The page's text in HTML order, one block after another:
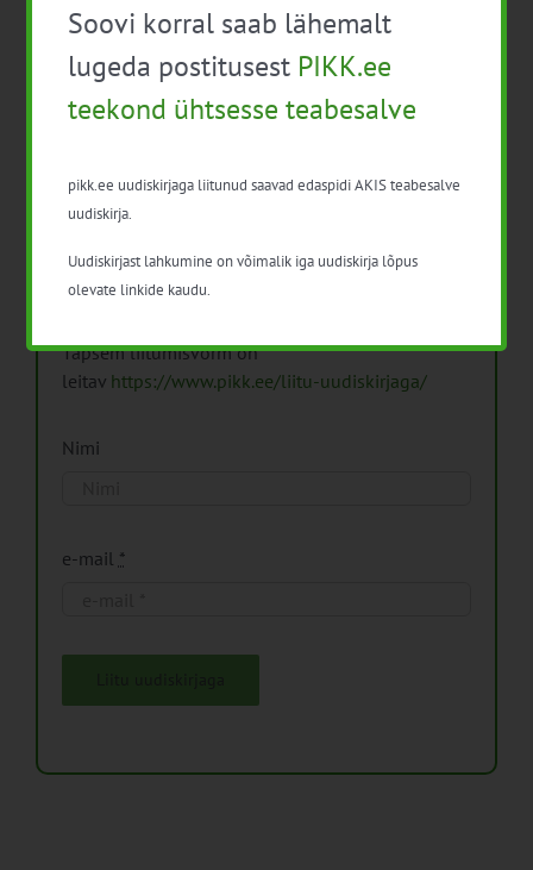
Pikk.ee uudiskirjaga liitumine.
Isikuandmeid töötleme vastavalt
Isikuandmete
Täpsem liitumisvorm on
leitav https://www.pikk.ee/liitu-uudiskirjaga/
Nimi
e-mail *
Soovi korral saab lähemalt
lugeda postitusest PIKK.ee
teekond ühtsesse teabesalve
pikk.ee uudiskirjaga liitunud saavad edaspidi AKIS teabesalve
uudiskirja.
Uudiskirjast lahkumine on võimalik iga uudiskirja lõpus
olevate linkide kaudu.